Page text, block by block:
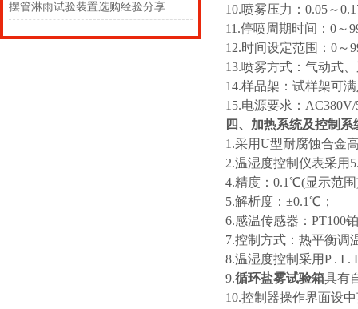
摆管淋雨试验装置选购经验分享
10.喷雾压力：0.05～
11.停喷周期时间：0～
12.时间设定范围：0～
13.喷雾方式：气动式
14.样品架：试样架可
15.电源要求
四、加热系统及控制系
1.采用U型耐腐蚀合金
2.温湿度控制仪表采用
4.精度：0.1℃(显示范
5.解析度：±0.1℃；
6.感温传感器：PT100
7.控制方式：热平衡调
8.温湿度控制采用P . I .
9.循环盐雾试验箱具有
10.控制器操作界面设